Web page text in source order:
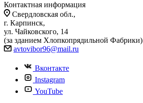
Контактная информация
Свердловская обл.,
г. Карпинск,
ул. Чайковского, 14
(за зданием Хлопкопрядильной Фабрики)
avtovibor96@mail.ru
Вконтакте
Instagram
YouTube